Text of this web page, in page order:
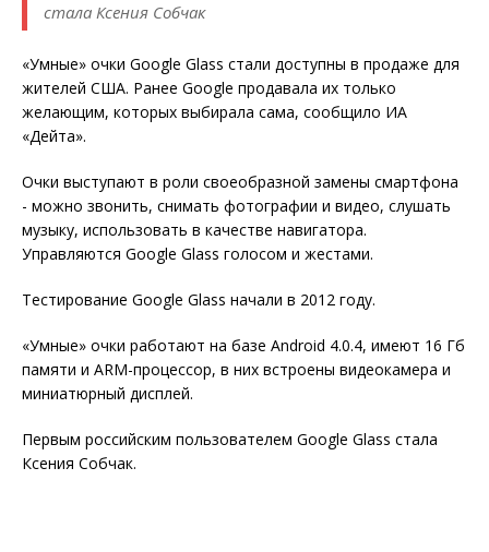
стала Ксения Собчак
«Умные» очки Google Glass стали доступны в продаже для
жителей США. Ранее Google продавала их только
желающим, которых выбирала сама, сообщило ИА
«Дейта».
Очки выступают в роли своеобразной замены смартфона
- можно звонить, снимать фотографии и видео, слушать
музыку, использовать в качестве навигатора.
Управляются Google Glass голосом и жестами.
Тестирование Google Glass начали в 2012 году.
«Умные» очки работают на базе Android 4.0.4, имеют 16 Гб
памяти и ARM-процессор, в них встроены видеокамера и
миниатюрный дисплей.
Первым российским пользователем Google Glass стала
Ксения Собчак.